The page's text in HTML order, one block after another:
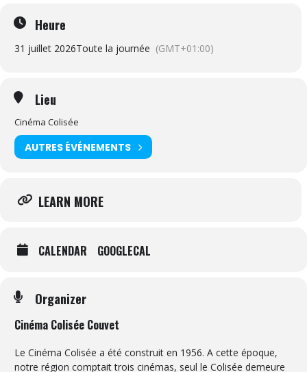
Heure
31 juillet 2026Toute la journée (GMT+01:00)
Lieu
Cinéma Colisée
AUTRES ÉVÉNEMENTS
LEARN MORE
CALENDAR GOOGLECAL
Organizer
Cinéma Colisée Couvet
Le Cinéma Colisée a été construit en 1956. A cette époque,
notre région comptait trois cinémas, seul le Colisée demeure